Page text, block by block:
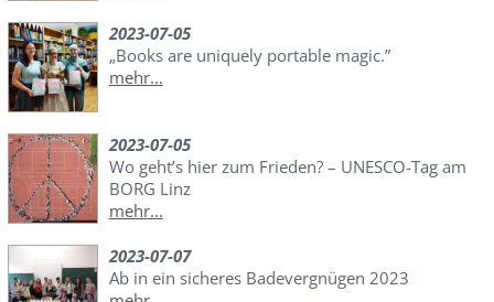
2023-07-05
„Books are uniquely portable magic.”
mehr...
2023-07-05
Wo geht’s hier zum Frieden? – UNESCO-Tag am
BORG Linz
mehr...
2023-07-07
Ab in ein sicheres Badevergnügen 2023